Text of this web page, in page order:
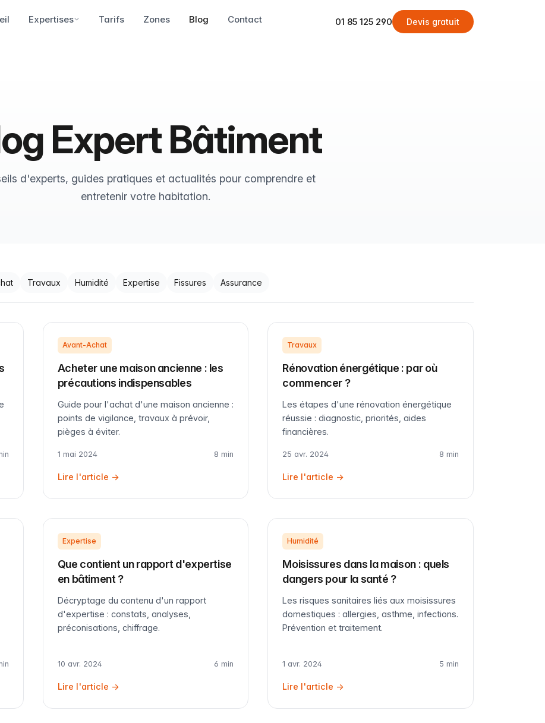
Expertises Tarifs Zones Blog Contact 01 85 125 290 Devis gratuit
Expert Bâtiment
d'experts, guides pratiques et actualités pour comprendre et
entretenir votre habitation.
Travaux Humidité Expertise Fissures Assurance
Avant-Achat
Acheter une maison ancienne : les
précautions indispensables
Guide pour l'achat d'une maison ancienne :
points de vigilance, travaux à prévoir,
pièges à éviter.
1 mai 2024 8 min
Lire l'article →
Travaux
Rénovation énergétique : par où
commencer ?
Les étapes d'une rénovation énergétique
réussie : diagnostic, priorités, aides
financières.
25 avr. 2024 8 min
Lire l'article →
Expertise
Que contient un rapport d'expertise
en bâtiment ?
Décryptage du contenu d'un rapport
d'expertise : constats, analyses,
préconisations, chiffrage.
10 avr. 2024 6 min
Lire l'article →
Humidité
Moisissures dans la maison : quels
dangers pour la santé ?
Les risques sanitaires liés aux moisissures
domestiques : allergies, asthme, infections.
Prévention et traitement.
1 avr. 2024 5 min
Lire l'article →